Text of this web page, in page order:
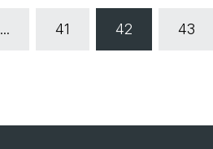
... 41 42 43